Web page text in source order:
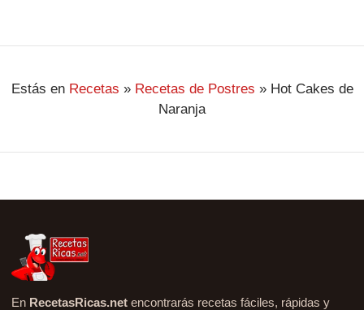
Estás en Recetas » Recetas de Postres » Hot Cakes de
Naranja
En RecetasRicas.net encontrarás recetas fáciles, rápidas y